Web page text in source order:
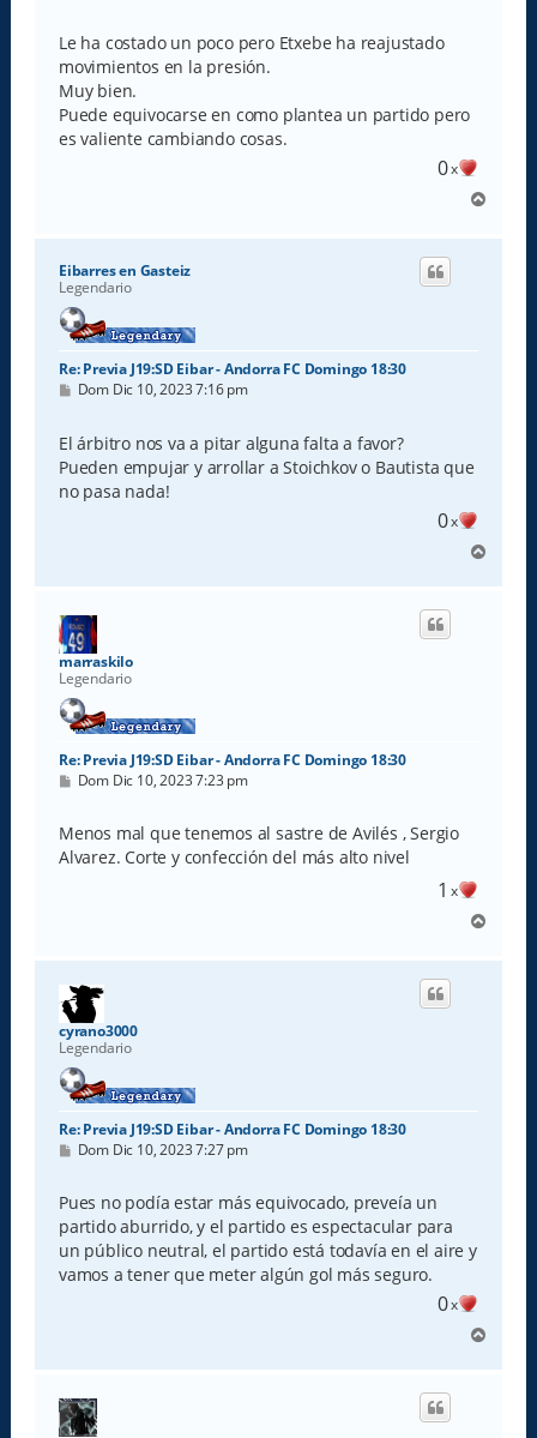
s
a
j
e
Le ha costado un poco pero Etxebe ha reajustado
movimientos en la presión.
Muy bien.
Puede equivocarse en como plantea un partido pero
es valiente cambiando cosas.
0x
r
Eibarres en Gasteiz
Legendario
Re: Previa J19:SD Eibar - Andorra FC Domingo 18:30
M
s
a
j
e
Dom Dic 10, 2023 7:16 pm
El árbitro nos va a pitar alguna falta a favor?
Pueden empujar y arrollar a Stoichkov o Bautista que
no pasa nada!
0x
r
marraskilo
Legendario
Re: Previa J19:SD Eibar - Andorra FC Domingo 18:30
M
s
a
j
Dom Dic 10, 2023 7:23 pm
Menos mal que tenemos al sastre de Avilés , Sergio
Alvarez. Corte y confección del más alto nivel
1 x
r
cyrano3000
Legendario
Re: Previa J19:SD Eibar - Andorra FC Domingo 18:30
M
s
a
j
e
Dom Dic 10, 2023 7:27 pm
Pues no podía estar más equivocado, preveía un
partido aburrido, y el partido es espectacular para
un público neutral, el partido está todavía en el aire y
vamos a tener que meter algún gol más seguro.
0x
r